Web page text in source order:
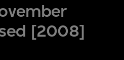
[2008]